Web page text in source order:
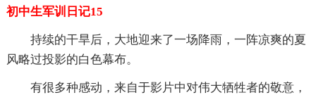
初中生军训日记15
持续的干旱后，大地迎来了一场降雨，一阵凉爽的夏
风略过投影的白色幕布。
有很多种感动，来自于影片中对伟大牺牲者的敬意，